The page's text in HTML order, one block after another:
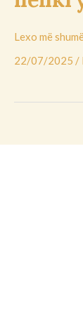
Lexo më
22/07/2025 /